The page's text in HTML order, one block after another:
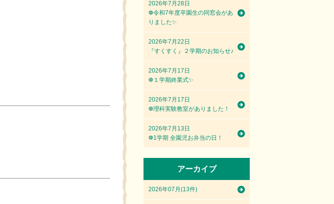
2026年7月28日
❁令和7年度卒園生の同窓会があ
りました✨
2026年7月22日
『すくすく』２学期のお知らせ♪
2026年7月17日
❁１学期終業式✨
2026年7月17日
❁理科実験教室がありました！
2026年7月13日
❁1学期 全園児お弁当の日！
アーカイブ
2026年07月(13件)